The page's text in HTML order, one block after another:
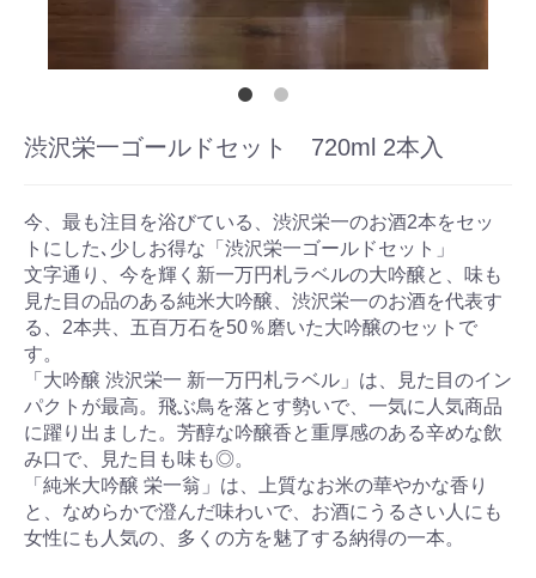
渋沢栄一ゴールドセット 720ml 2本入
今、最も注目を浴びている、渋沢栄一のお酒2本をセッ
トにした､少しお得な「渋沢栄一ゴールドセット」
文字通り、今を輝く新一万円札ラベルの大吟醸と、味も
見た目の品のある純米大吟醸、渋沢栄一のお酒を代表す
る、2本共、五百万石を50％磨いた大吟醸のセットで
す。
「大吟醸 渋沢栄一 新一万円札ラベル」は、見た目のイン
パクトが最高。飛ぶ鳥を落とす勢いで、一気に人気商品
に躍り出ました。芳醇な吟醸香と重厚感のある辛めな飲
み口で、見た目も味も◎。
「純米大吟醸 栄一翁」は、上質なお米の華やかな香り
と、なめらかで澄んだ味わいで、お酒にうるさい人にも
女性にも人気の、多くの方を魅了する納得の一本。